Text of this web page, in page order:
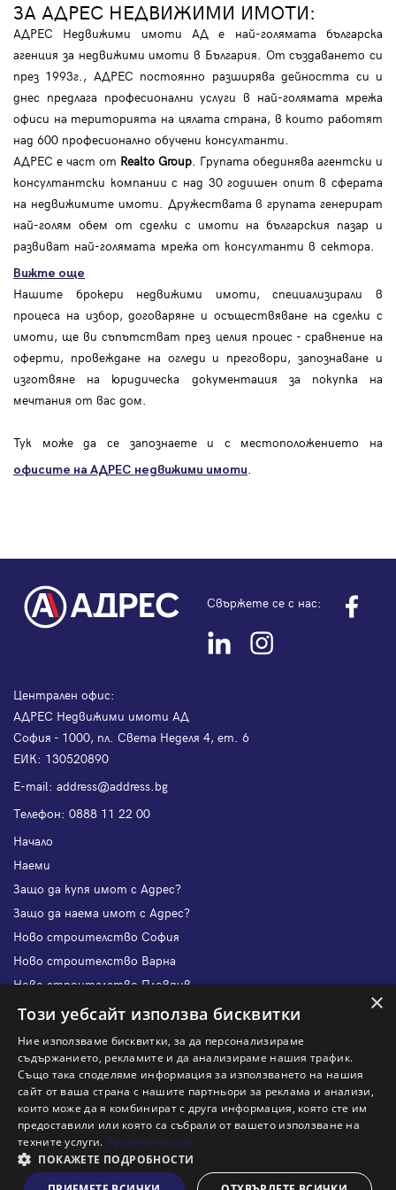
ЗА АДРЕС НЕДВИЖИМИ ИМОТИ:
АДРЕС Недвижими имоти АД е най-голямата българска
агенция за недвижими имоти в България. От създаването си
през 1993г., АДРЕС постоянно разширява дейността си и
днес предлага професионални услуги в най-голямата мрежа
офиси на територията на цялата страна, в които работят
над 600 професионално обучени консултанти.
АДРЕС е част от Realto Group . Групата обединява агентски и
консултантски компании с над 30 годишен опит в сферата
на недвижимите имоти. Дружествата в групата генерират
най-голям обем от сделки с имоти на българския пазар и
развиват най-голямата мрежа от консултанти в сектора.
Вижте още
Нашите брокери недвижими имоти, специализирали в
процеса на избор, договаряне и осъществяване на сделки с
имоти, ще ви съпътстват през целия процес - сравнение на
оферти, провеждане на огледи и преговори, запознаване и
изготвяне на юридическа документация за покупка на
мечтания от вас дом.
Тук може да се запознаете и с местоположението на
офисите на АДРЕС недвижими имоти
Свържете се с нас:
Централен офис:
АДРЕС Недвижими имоти АД
София - 1000, пл. Света Неделя 4, ет. 6
ЕИК: 130520890
Е-mail: address@address.bg
Телефон: 0888 11 22 00
Начало
Наеми
Защо да купя имот с Адрес?
Защо да наема имот с Адрес?
Ново строителство София
Ново строителство Варна
Ново строителство Пловдив
Ново строителство Бургас
Защо да отдам имот с Адрес?
Наши офиси
Кариери
Кои сме ние?
Франчайз
Блог
×
Този уебсайт използва бисквитки
Ние използваме бисквитки, за да персонализираме
съдържанието, рекламите и да анализираме нашия трафик.
Също така споделяме информация за използването на нашия
сайт от ваша страна с нашите партньори за реклама и анализи,
които може да я комбинират с друга информация, която сте им
предоставили или която са събрали от вашето използване на
техните услуги. Прочетете още
ПОКАЖЕТЕ ПОДРОБНОСТИ